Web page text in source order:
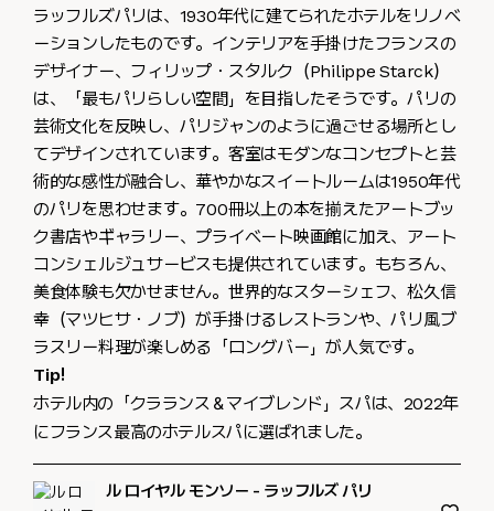
ラッフルズパリは、1930年代に建てられたホテルをリノベ
ーションしたものです。インテリアを手掛けたフランスの
デザイナー、フィリップ・スタルク（Philippe Starck）
は、「最もパリらしい空間」を目指したそうです。パリの
芸術文化を反映し、パリジャンのように過ごせる場所とし
てデザインされています。客室はモダンなコンセプトと芸
術的な感性が融合し、華やかなスイートルームは1950年代
のパリを思わせます。700冊以上の本を揃えたアートブッ
ク書店やギャラリー、プライベート映画館に加え、アート
コンシェルジュサービスも提供されています。もちろん、
美食体験も欠かせません。世界的なスターシェフ、松久信
幸（マツヒサ・ノブ）が手掛けるレストランや、パリ風ブ
ラスリー料理が楽しめる「ロングバー」が人気です。
Tip!
ホテル内の「クラランス＆マイブレンド」スパは、2022年
にフランス最高のホテルスパに選ばれました。
ル ロイヤル モンソー - ラッフルズ パリ